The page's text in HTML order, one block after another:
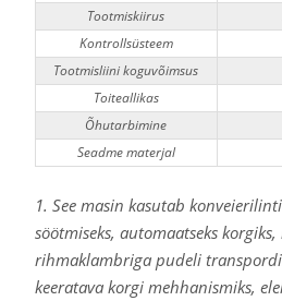
Tootmiskiirus
Kontrollsüsteem
Tootmisliini koguvõimsus
Toiteallikas
Õhutarbimine
Seadme materjal
1. See masin kasutab
söötmiseks, automaatseks korgiks,
rihmaklambriga pudeli
keeratava korgi mehhanismiks,